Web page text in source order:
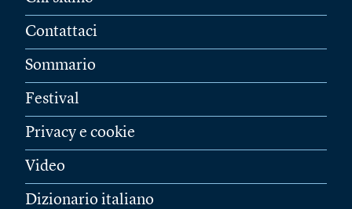
Contattaci
Sommario
Festival
Privacy e cookie
Video
Dizionario italiano